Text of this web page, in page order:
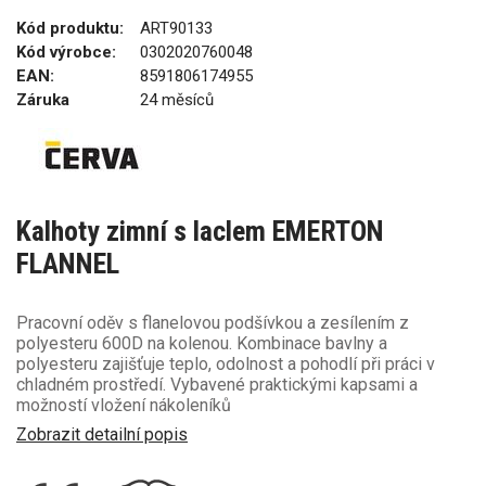
Kód produktu:
ART90133
Kód výrobce:
0302020760048
EAN:
8591806174955
Záruka
24 měsíců
Kalhoty zimní s laclem EMERTON
FLANNEL
Pracovní oděv s flanelovou podšívkou a zesílením z
polyesteru 600D na kolenou. Kombinace bavlny a
polyesteru zajišťuje teplo, odolnost a pohodlí při práci v
chladném prostředí. Vybavené praktickými kapsami a
možností vložení nákoleníků
Zobrazit detailní popis